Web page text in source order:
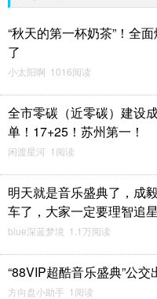
“秋天的第一杯奶茶”！全
了
小太阳啊 1016阅读
全市零碳（近零碳）建设
单！17+25！苏州第一！
闲渡星河 1阅读
明天就是音乐盛典了，成
车了，大家一定要理智追
blue深蓝梦境 1.1万阅读
“88VIP超酷音乐盛典”公交
方向盘小助手 1阅读